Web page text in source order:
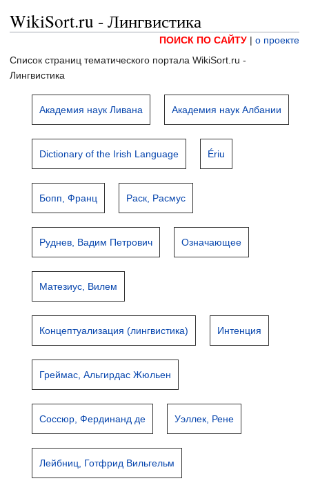
WikiSort.ru - Лингвистика
ПОИСК ПО САЙТУ | о проекте
Список страниц тематического портала WikiSort.ru -
Лингвистика
Академия наук Ливана Академия наук Албании
Dictionary of the Irish Language Ériu
Бопп, Франц Раск, Расмус
Руднев, Вадим Петрович Означающее
Матезиус, Вилем
Концептуализация (лингвистика) Интенция
Греймас, Альгирдас Жюльен
Соссюр, Фердинанд де Уэллек, Рене
Лейбниц, Готфрид Вильгельм